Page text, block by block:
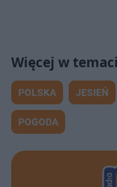
POLSKA JESIEŃ
POGODA